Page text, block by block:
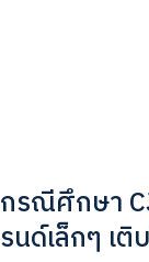
กรณีศึกษา
รนด์เล็กๆ เติ